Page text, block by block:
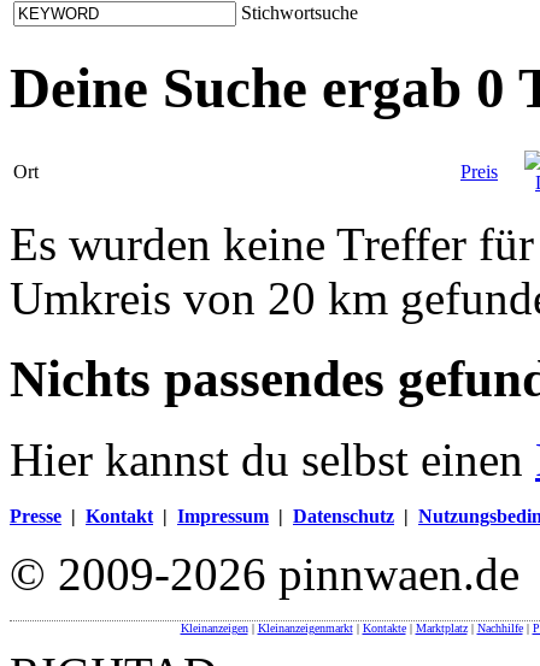
Stichwortsuche
Deine Suche ergab 0
Ort Preis
Es wurden keine Treffer
Umkreis von 20 km
Nichts passendes
Hier kannst du selbst einen
Presse | Kontakt | Impressum | Datenschutz |
© 2009-2026 pinnwaen.de
Kleinanzeigen| Kleinanzeigenmarkt| Kontakte| Marktplatz| Nachhilfe|